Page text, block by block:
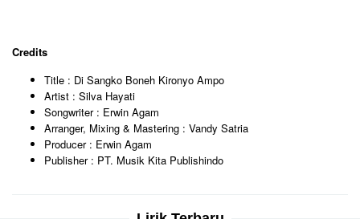
Credits
Title : Di Sangko Boneh Kironyo Ampo
Artist : Silva Hayati
Songwriter : Erwin Agam
Arranger, Mixing & Mastering : Vandy Satria
Producer : Erwin Agam
Publisher : PT. Musik Kita Publishindo